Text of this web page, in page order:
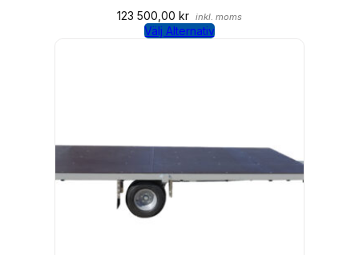
123 500,00 kr inkl. moms
Välj Alternativ